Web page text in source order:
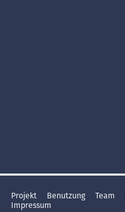
Projekt Benutzung Team
Impressum